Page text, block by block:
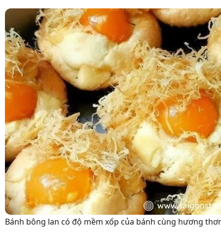
Bánh bông lan có độ mềm xốp của bánh cùng hương